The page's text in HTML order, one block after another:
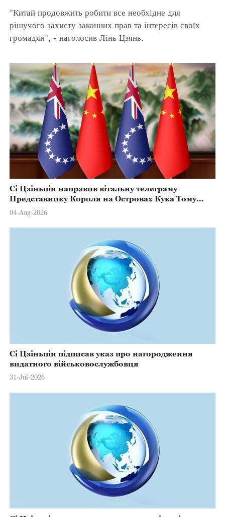
"Китай продовжить робити все необхідне для
рішучого захисту законних прав та інтересів своїх
громадян", - наголосив Лінь Цзянь.
Сі Цзіньпін направив вітальну телеграму
Представнику Короля на Островах Кука Тому
Марстерсу з нагоди Дня Конституції
04-Aug-2026
Сі Цзіньпін підписав указ про нагородження
видатного військовослужбовця
31-Jul-2026